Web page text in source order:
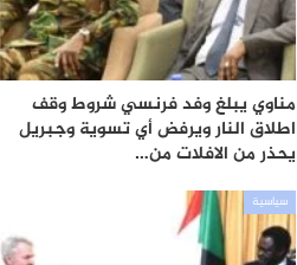
مناوي يبلغ وفد فرنسي شروط وقف
اطلاق النار ويرفض أي تسوية وجبريل
يحذر من الافلات من…
سياسية